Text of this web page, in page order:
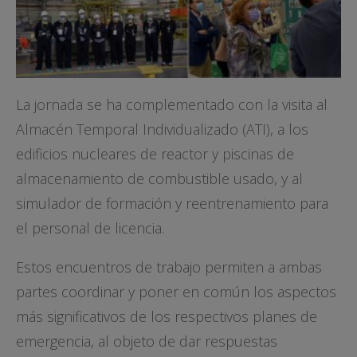
La jornada se ha complementado con la visita al
Almacén Temporal Individualizado (ATI), a los
edificios nucleares de reactor y piscinas de
almacenamiento de combustible usado, y al
simulador de formación y reentrenamiento para
el personal de licencia.
Estos encuentros de trabajo permiten a ambas
partes coordinar y poner en común los aspectos
más significativos de los respectivos planes de
emergencia, al objeto de dar respuestas